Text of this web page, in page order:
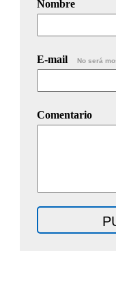
Nombre
E-mail No será
Comentario